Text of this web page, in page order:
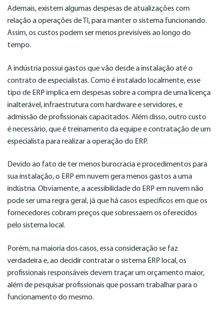
Ademais, existem algumas despesas de atualizações com
relação a operações de TI, para manter o sistema funcionando.
Assim, os custos podem ser menos previsíveis ao longo do
tempo.
A indústria possui gastos que vão desde a instalação até o
contrato de especialistas. Como é instalado localmente, esse
tipo de ERP implica em despesas sobre a compra de uma licença
inalterável, infraestrutura com hardware e servidores, e
admissão de profissionais capacitados. Além disso, outro custo
é necessário, que é treinamento da equipe e contratação de um
especialista para realizar a operação do ERP.
Devido ao fato de ter menos burocracia e procedimentos para
sua instalação, o ERP em nuvem gera menos gastos a uma
indústria. Obviamente, a acessibilidade do ERP em nuvem não
pode ser uma regra geral, já que há casos específicos em que os
fornecedores cobram preços que sobressaem os oferecidos
pelo sistema local.
Porém, na maioria dos casos, essa consideração se faz
verdadeira e, ao decidir contratar o sistema ERP local, os
profissionais responsáveis devem traçar um orçamento maior,
além de pesquisar profissionais que possam trabalhar para o
funcionamento do mesmo.